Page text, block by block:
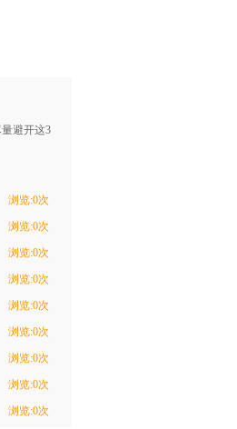
避开这3
浏览:0次
浏览:0次
浏览:0次
浏览:0次
浏览:0次
浏览:0次
浏览:0次
浏览:0次
浏览:0次